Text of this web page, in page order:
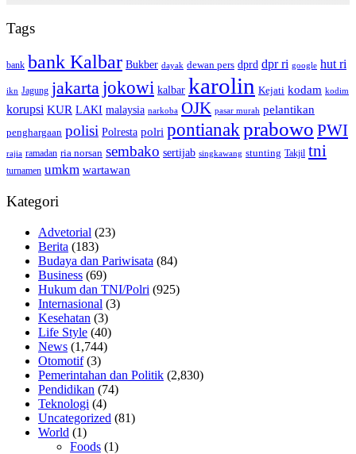
Tags
bank bank Kalbar Bukber dayak dewan pers dprd dpr ri google hut ri
ikn Jagung jakarta jokowi kalbar karolin Kejati kodam kodim
korupsi KUR LAKI malaysia narkoba OJK pasar murah pelantikan
penghargaan polisi Polresta polri pontianakprabowo PWI
rajia ramadan ria norsan sembako sertijab singkawang stunting Takjil tni
turnamen umkm wartawan
Kategori
Advetorial (23)
Berita (183)
Budaya dan Pariwisata (84)
Business (69)
Hukum dan TNI/Polri (925)
Internasional (3)
Kesehatan (3)
Life Style (40)
News (1,744)
Otomotif(3)
Pemerintahan dan Politik (2,830)
Pendidikan (74)
Teknologi (4)
Uncategorized (81)
World (1)
Foods (1)